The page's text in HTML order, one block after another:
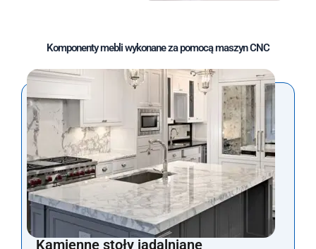
Komponenty mebli wykonane za pomocą maszyn CNC
Kamienne stoły jadalniane